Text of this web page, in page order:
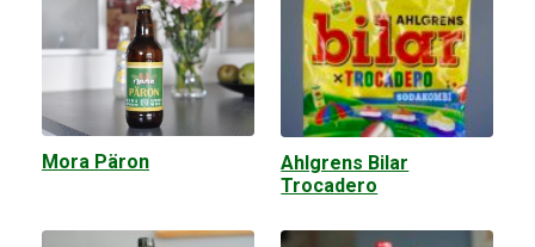
Mora Päron
Ahlgrens Bilar
Trocadero